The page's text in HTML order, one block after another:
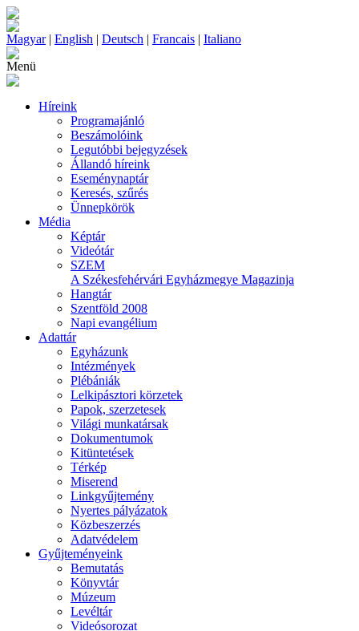
Magyar| English | Deutsch | Francais | Italiano
Menü
Híreink
Programajánló
Beszámolóink
Legutóbbi bejegyzések
Állandó híreink
Eseménynaptár
Keresés, szűrés
Ünnepkörök
Média
Képtár
Videótár
SZEM
A Székesfehérvári Egyházmegye Magazinja
Hangtár
Szentföld 2008
Napi evangélium
Adattár
Egyházunk
Intézmények
Plébániák
Lelkipásztori körzetek
Papok, szerzetesek
Világi munkatársak
Dokumentumok
Kitüntetések
Térkép
Miserend
Linkgyűjtemény
Nyertes pályázatok
Közbeszerzés
Adatvédelem
Gyűjteményeink
Bemutatás
Könyvtár
Múzeum
Levéltár
Videósorozat